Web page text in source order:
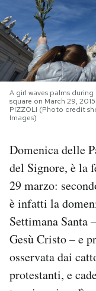
PODCAST
NEWSLETTER
I MIEI PREFERITI
CALENDARIO
AREA
Area Personale
Newsletter
Regala il Post
A girl waves palms
square on March 29,
PIZZOLI (Photo credit
Images)
Domenica delle
del Signore, è la
29 marzo:
è infatti la
Settimana
Gesù Cristo – e
osservata dai
protestanti, e